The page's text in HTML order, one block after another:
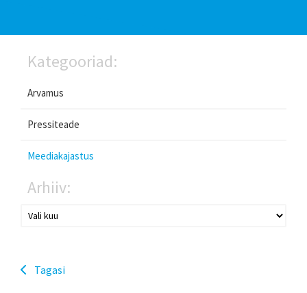
Kategooriad:
Arvamus
Pressiteade
Meediakajastus
Arhiiv:
Tagasi